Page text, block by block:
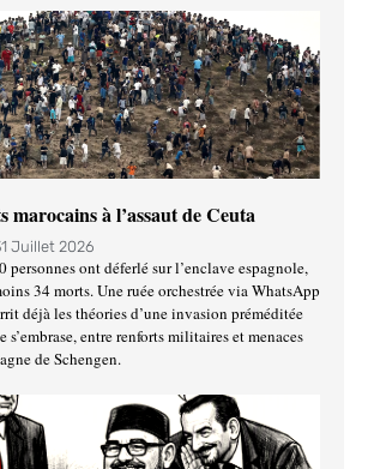
marocains à l’assaut de Ceuta
Juillet 2026
personnes ont déferlé sur l’enclave espagnole,
34 morts. Une ruée orchestrée via WhatsApp
déjà les théories d’une invasion préméditée
s’embrase, entre renforts militaires et menaces
de Schengen.